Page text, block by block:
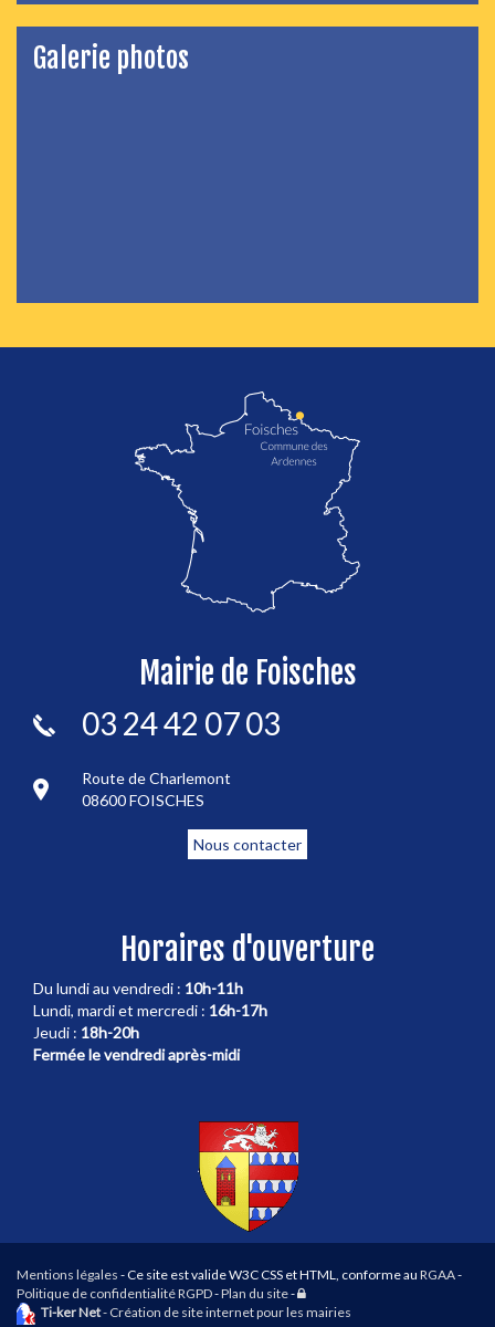
Galerie photos
localisation de Foisches
Mairie de Foisches
03 24 42 07 03
Route de Charlemont
08600 FOISCHES
Nous contacter
Horaires d'ouverture
Du lundi au vendredi : 10h-11h
Lundi, mardi et mercredi : 16h-17h
Jeudi : 18h-20h
Fermée le vendredi après-midi
Mentions légales - Ce site est valide W3C CSS et HTML, conforme au RGAA-
Politique de confidentialité RGPD-Plan du site- Connexion
Ti-ker Net- Création de site internet pour les mairies